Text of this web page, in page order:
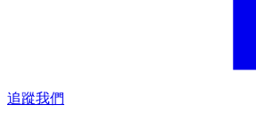
追蹤我們